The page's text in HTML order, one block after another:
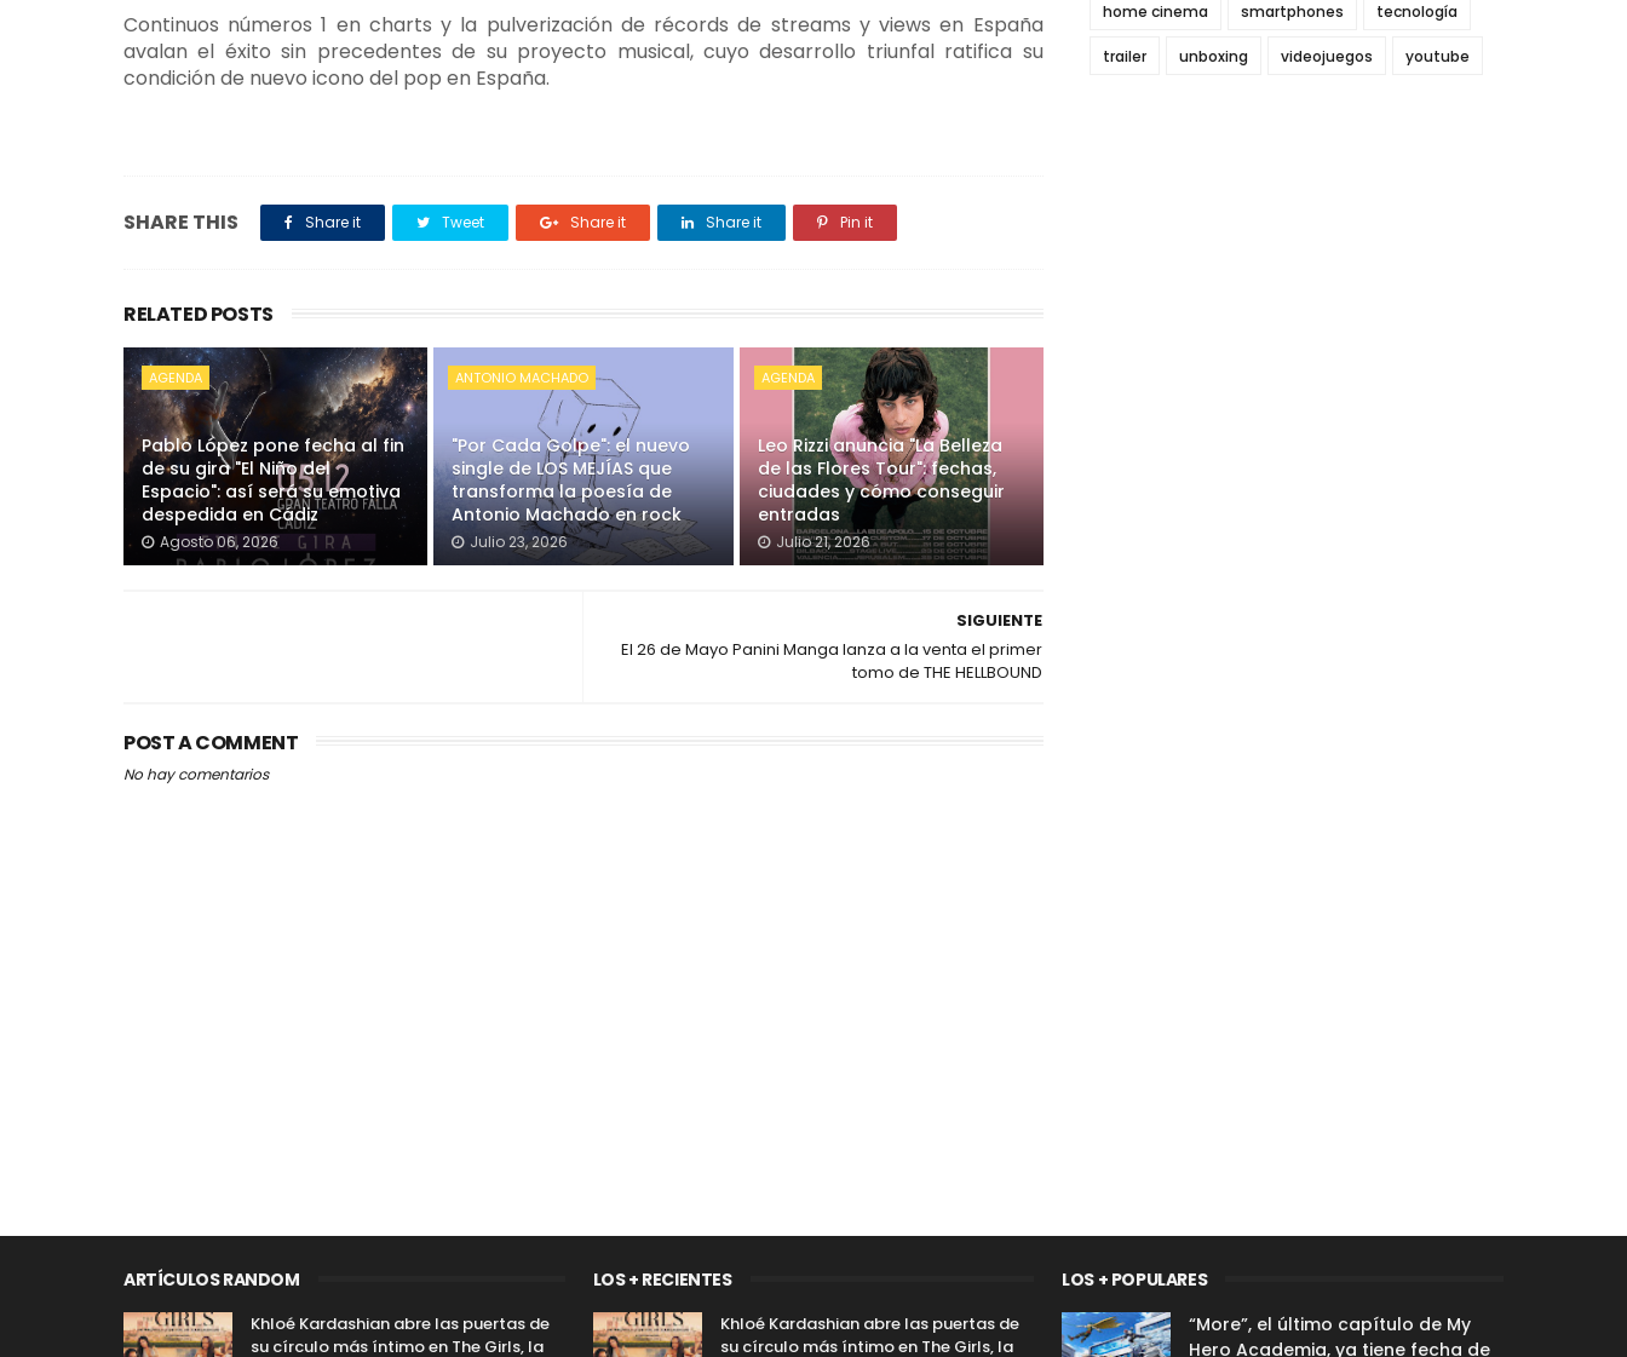
Continuos números 1 en charts y la pulverización de récords de streams y views en España
avalan el éxito sin precedentes de su proyecto musical, cuyo desarrollo triunfal ratifica su
condición de nuevo icono del pop en España.
SHARE THIS Share it Tweet Share it Share it Pin it
RELATED POSTS
AGENDA
Pablo López pone fecha al fin
de su gira "El Niño del
Espacio": así será su emotiva
despedida en Cádiz
Agosto 06, 2026
ANTONIO MACHADO
"Por Cada Golpe": el nuevo
single de LOS MEJÍAS que
transforma la poesía de
Antonio Machado en rock
Julio 23, 2026
AGENDA
Leo Rizzi anuncia "La Belleza
de las Flores Tour": fechas,
ciudades y cómo conseguir
entradas
Julio 21, 2026
SIGUIENTE
El 26 de Mayo Panini Manga lanza a la venta el primer
tomo de THE HELLBOUND
POST A COMMENT
No hay comentarios
home cinema smartphones tecnología
trailer unboxing videojuegos youtube
ARTÍCULOS RANDOM
Khloé Kardashian abre las puertas de
su círculo más íntimo en The Girls, la
LOS + RECIENTES
Khloé Kardashian abre las puertas de
su círculo más íntimo en The Girls, la
LOS + POPULARES
“More”, el último capítulo de My
Hero Academia, ya tiene fecha de